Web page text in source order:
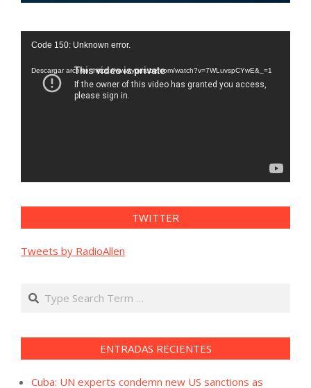
Reproductor
vídeo
Code 150: Unknown error.
Descargar archivo: https://www.youtube.com/watch?v=7WLuvspCYwE&_=1
TWITTER
Tweets by RadioAllen
Search
ENTRADAS RECIENTES
Cuba: UN experts condemn new US sanctions as